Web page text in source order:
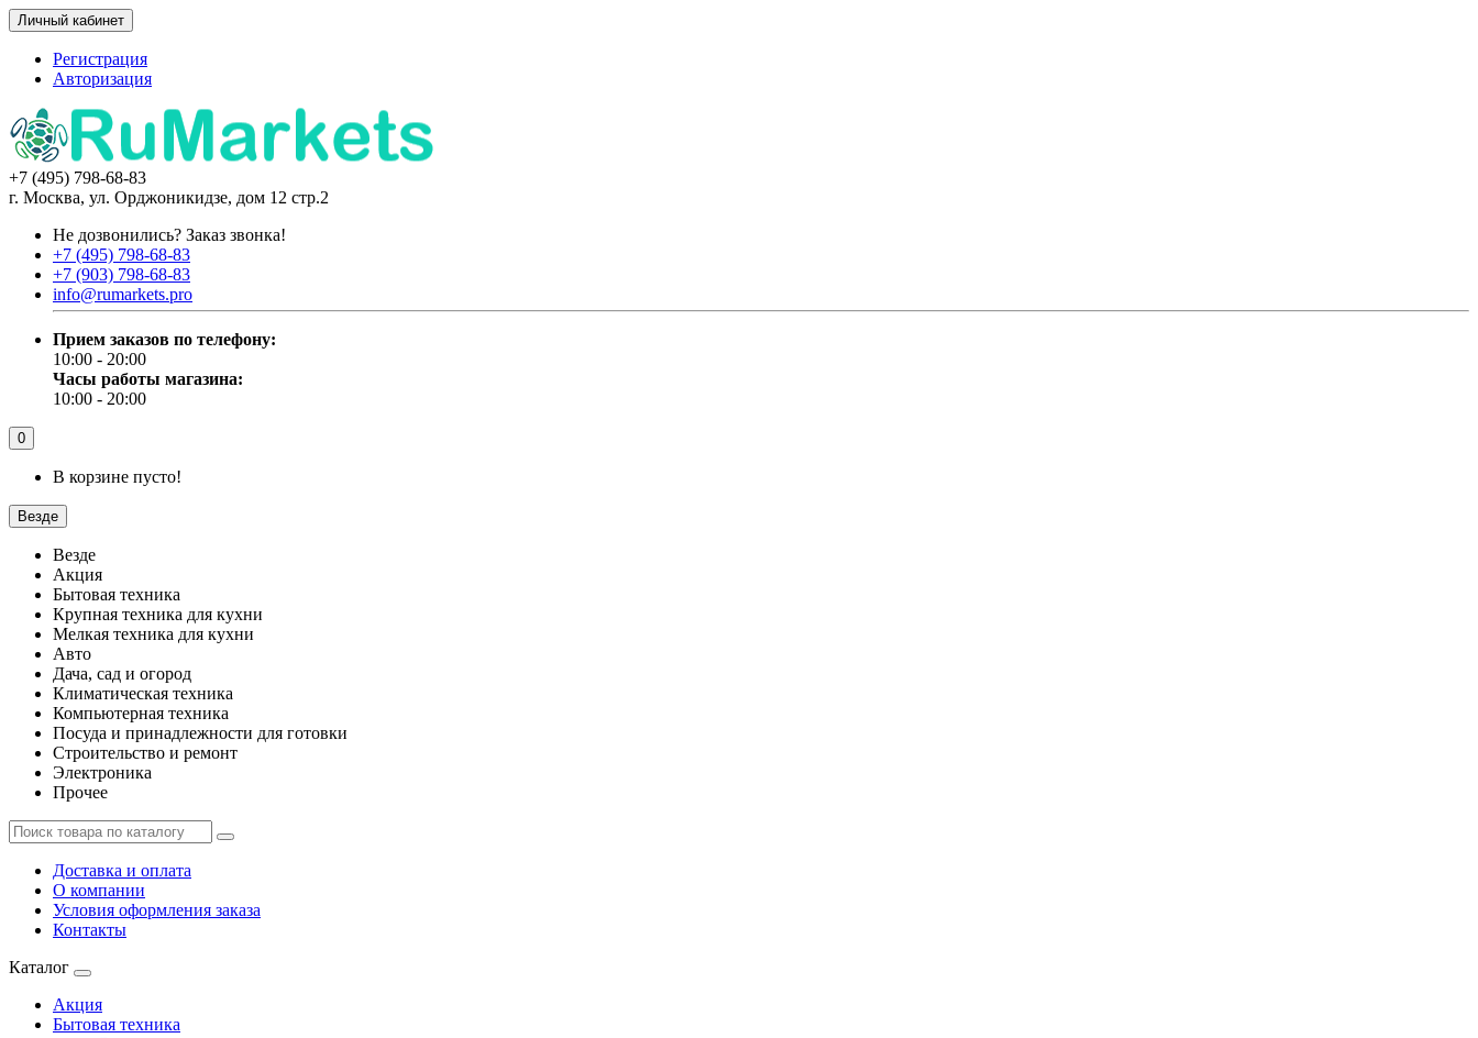
Личный кабинет
Регистрация
Авторизация
+7 (495) 798-68-83
г. Москва, ул. Орджоникидзе, дом 12 стр.2
Не дозвонились? Заказ звонка!
+7 (495) 798-68-83
+7 (903) 798-68-83
info@rumarkets.pro
Прием заказов по телефону:
10:00 - 20:00
Часы работы магазина:
10:00 - 20:00
0
В корзине пусто!
Везде
Везде
Акция
Бытовая техника
Крупная техника для кухни
Мелкая техника для кухни
Авто
Дача, сад и огород
Климатическая техника
Компьютерная техника
Посуда и принадлежности для готовки
Строительство и ремонт
Электроника
Прочее
Доставка и оплата
О компании
Условия оформления заказа
Контакты
Каталог
Акция
Бытовая техника